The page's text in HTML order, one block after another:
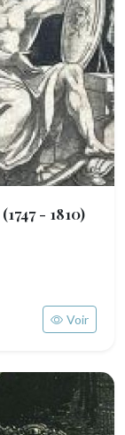
(1747 - 1810)
Voir